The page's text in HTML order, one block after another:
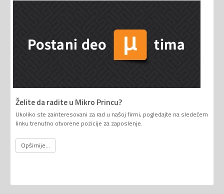
Želite da radite u Mikro Princu?
Ukoliko ste zainteresovani za rad u našoj firmi, pogledajte na sledećem
linku trenutno otvorene pozicije za zaposlenje.
Opširnije...